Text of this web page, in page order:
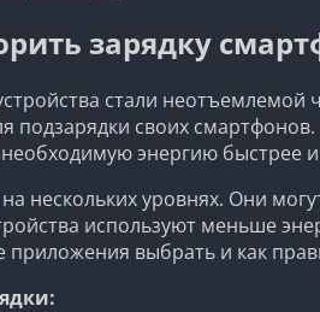
зарядку
стали
подзарядки своих
энергию быстрее
нескольких уровнях. Они
используют меньше
выбрать и как